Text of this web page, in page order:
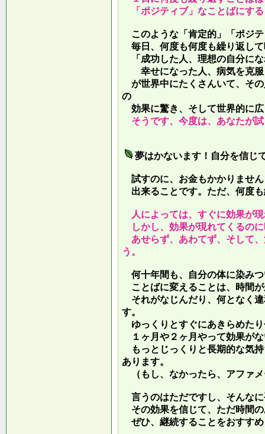
「ポジティブ」なことばにす
このような「肯定的」「ポジ
毎日、何度も何度も繰り返し
「成功した人、理想の自分に
幸せになった人、病気を克服
が世界中にたくさんいて、そ
の
効果に驚き、そして世界的に
そうです、今度は、あなたが
夢はかないます！自分を信じ
試すのに、お金もかかりませ
出来ることです。ただ、何度
人によっては、すぐに効果が
しかし、効果が現れてくるの
あせらず、あわてず、そして
う。
何十年間も、自分の体に染み
ことばに変えることは、時間
それがなじんだり、何となく
す。
ゆっくりとすぐにあきらめた
１ヶ月や２ヶ月やって効果が
もっとじっくりと長期的な気
あります。
（もし、なかったら、アファ
言うのはただですし、そんな
その効果を信じて、ただ時間
ぜひ、継続することをおすす